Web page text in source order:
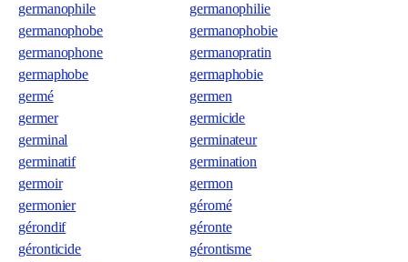
germanophile
germanophilie
germanophobe
germanophobie
germanophone
germanopratin
germaphobe
germaphobie
germé
germen
germer
germicide
germinal
germinateur
germinatif
germination
germoir
germon
germonier
géromé
gérondif
géronte
géronticide
gérontisme